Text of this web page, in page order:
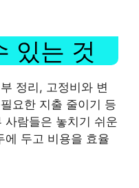
있는 것
정리, 고정비와 변
요한 지출 줄이기 등
사람들은 놓치기 쉬운
에 두고 비용을 효율